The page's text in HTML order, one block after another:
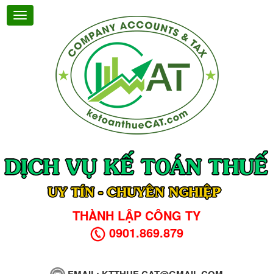
THÀNH LẬP CÔNG TY
0901.869.879